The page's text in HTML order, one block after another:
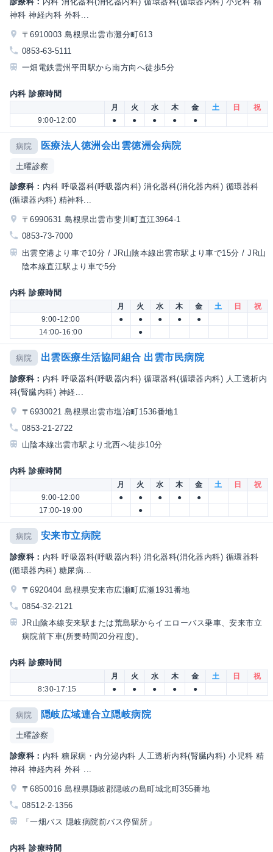
神科 神経内科 外科...
〒6910003 島根県出雲市灘分町613
0853-63-5111
一畑電鉄雲州平田駅から南方向へ徒歩5分
内科 診療時間
月 火 水 木 金 土 日
祝
9:00-12:00
● ● ● ● ●
病院 医療法人徳洲会出雲徳洲会病院
土曜診察
診療科： 内科 呼吸器科(呼吸器内科) 消化器科(消化器内科) 循環器科
(循環器内科) 精神科...
〒6990631 島根県出雲市斐川町直江3964-1
0853-73-7000
出雲空港より車で10分 / JR山陰本線出雲市駅より車で15分 / JR山
陰本線直江駅より車で5分
内科 診療時間
月 火 水 木 金 土 日
祝
9:00-12:00
● ● ● ●
●
14:00-16:00
●
病院 出雲医療生活協同組合 出雲市民病院
診療科： 内科 呼吸器科(呼吸器内科) 循環器科(循環器内科) 人工透析内
科(腎臓内科) 神経...
〒6930021 島根県出雲市塩冶町1536番地1
0853-21-2722
山陰本線出雲市駅より北西へ徒歩10分
内科 診療時間
月 火 水 木 金 土 日
祝
9:00-12:00
● ● ● ●
●
17:00-19:00
●
病院 安来市立病院
診療科： 内科 呼吸器科(呼吸器内科) 消化器科(消化器内科) 循環器科
(循環器内科) 糖尿病...
〒6920404 島根県安来市広瀬町広瀬1931番地
0854-32-2121
JR山陰本線安来駅または荒島駅からイエローバス乗車、安来市立
病院前下車(所要時間20分程度)。
内科 診療時間
月 火 水 木 金 土 日
祝
8:30-17:15
● ● ● ● ●
病院 隠岐広域連合立隠岐病院
土曜診察
診療科： 内科 糖尿病・内分泌内科 人工透析内科(腎臓内科) 小児科 精
神科 神経内科 外科 ...
〒6850016 島根県隠岐郡隠岐の島町城北町355番地
08512-2-1356
「一畑バス 隠岐病院前バス停留所」
内科 診療時間